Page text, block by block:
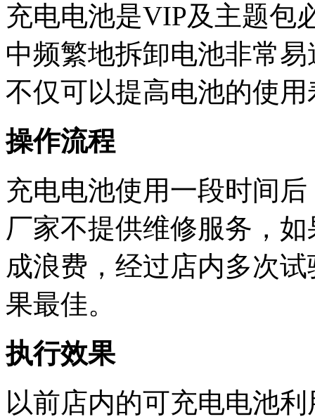
充电电池是VIP及主题包
中频繁地拆卸电池非常
不仅可以提高电池的使
操作流程
充电电池使用一段时间
厂家不提供维修服务，
成浪费，经过店内多次
果最佳。
执行效果
以前店内的可充电电池